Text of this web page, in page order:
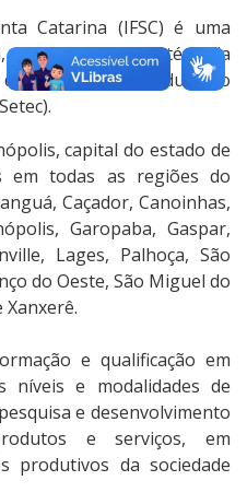
Catarina (IFSC) é uma
vinculada ao Ministério da
Secretaria de Educação
capital do estado de
em todas as regiões do
Caçador, Canoinhas,
Garopaba, Gaspar,
Lages, Palhoça, São
do Oeste, São Miguel do
e qualificação em
níveis e modalidades de
e desenvolvimento
e serviços, em
produtivos da sociedade